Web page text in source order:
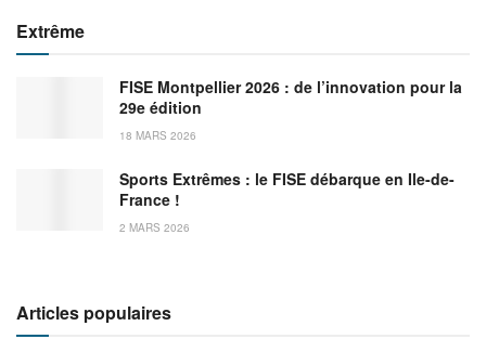
Extrême
FISE Montpellier 2026 : de l’innovation pour la
29e édition
18 MARS 2026
Sports Extrêmes : le FISE débarque en Ile-de-
France !
2 MARS 2026
Articles populaires